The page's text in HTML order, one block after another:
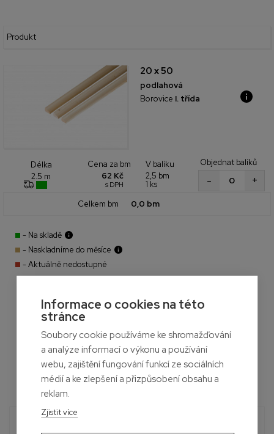
Produkt
20 x 50
podlahová
Borovice I. třída
Délka
2.5 m
Cena za bm
62 Kč
s DPH
V balíku
2,5 bm
1 ks
Objednat balíků
+
-
Celkem bm 0,0 bm
- Na skladě
- Naskladníme do měsíce
- Aktuálně nedostupné
Informace o cookies na této
stránce
Soubory cookie používáme ke shromažďování
a analýze informací o výkonu a používání
webu, zajištění fungování funkcí ze sociálních
médií a ke zlepšení a přizpůsobení obsahu a
reklam.
Zjistit více